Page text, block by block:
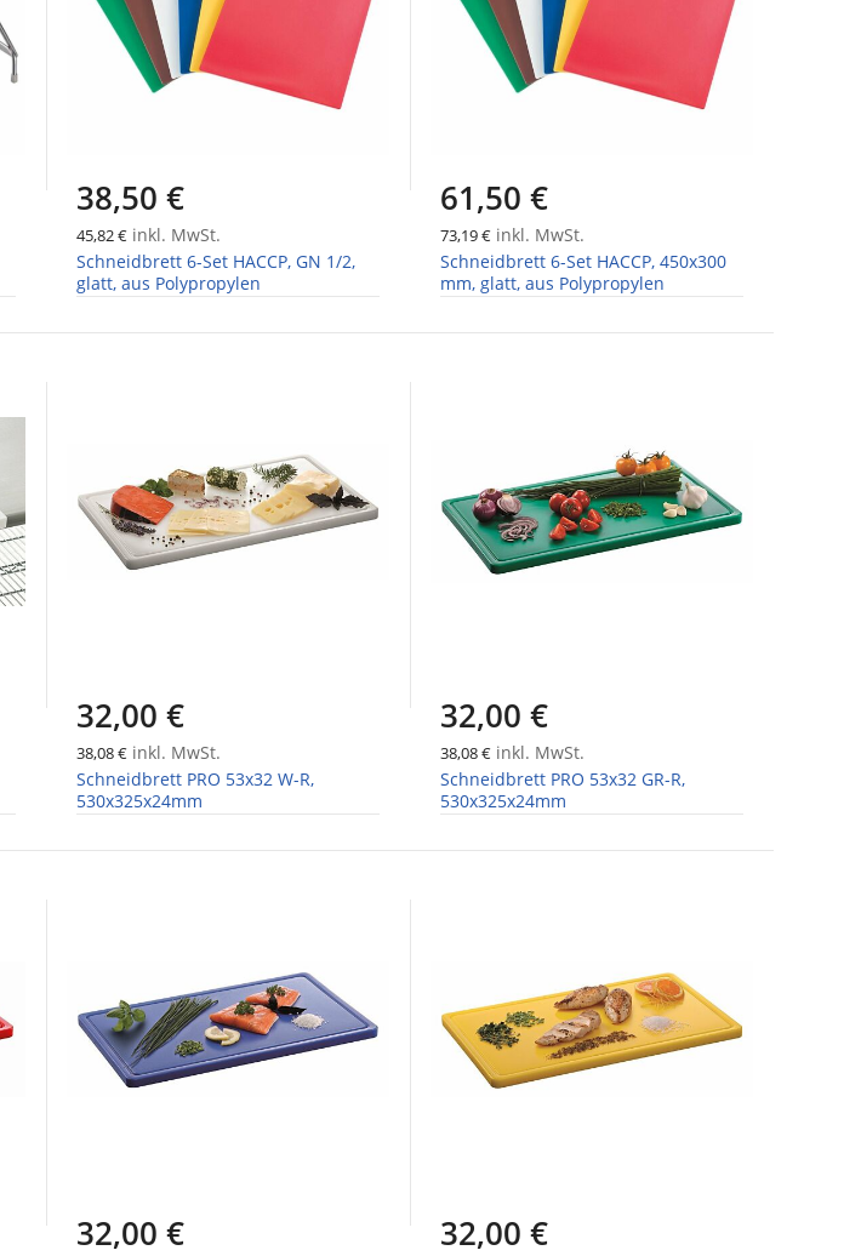
38,50 €
45,82 €inkl. MwSt.
Schneidbrett 6-Set HACCP, GN 1/2,
glatt, aus Polypropylen
61,50 €
73,19 €inkl. MwSt.
Schneidbrett 6-Set HACCP, 450x300
mm, glatt, aus Polypropylen
32,00 €
38,08 €inkl. MwSt.
Schneidbrett PRO 53x32 W-R,
530x325x24mm
32,00 €
38,08 €inkl. MwSt.
Schneidbrett PRO 53x32 GR-R,
530x325x24mm
32,00 € 32,00 €